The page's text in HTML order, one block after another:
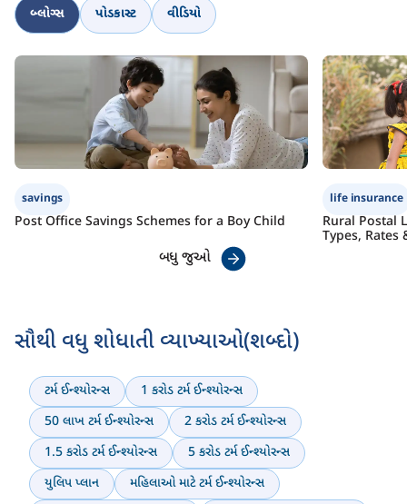
બ્લોગ્સ પોડકાસ્ટ વીડિયો
savings
Post Office Savings Schemes for a Boy Child
life insurance
Rural Postal
Types, Rates
બધુ જુઓ
સૌથી વધુ શોધાતી વ્યાખ્યાઓ(શબ્દો)
ટર્મ ઈન્શ્યોરન્સ
1 કરોડ ટર્મ ઈન્શ્યોરન્સ
50 લાખ ટર્મ ઈન્શ્યોરન્સ
2 કરોડ ટર્મ ઈન્શ્યોરન્સ
1.5 કરોડ ટર્મ ઈન્શ્યોરન્સ
5 કરોડ ટર્મ ઈન્શ્યોરન્સ
યુલિપ પ્લાન
મહિલાઓ માટે ટર્મ ઈન્શ્યોરન્સ